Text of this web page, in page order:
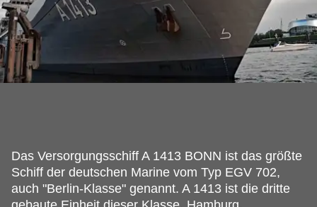
Das Versorgungsschiff A 1413 BONN ist das größte
Schiff der deutschen Marine vom Typ EGV 702,
auch "Berlin-Klasse" genannt. A 1413 ist die dritte